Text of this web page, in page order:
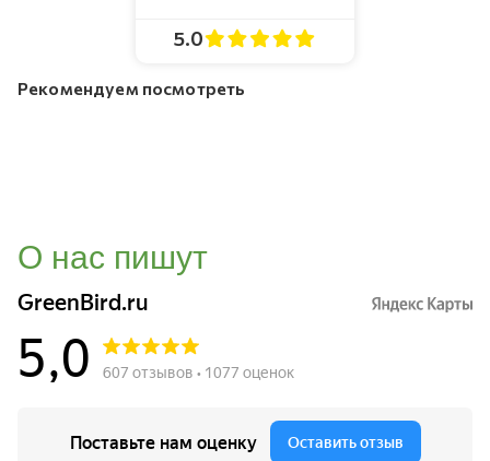
5.0
Рекомендуем посмотреть
О нас пишут